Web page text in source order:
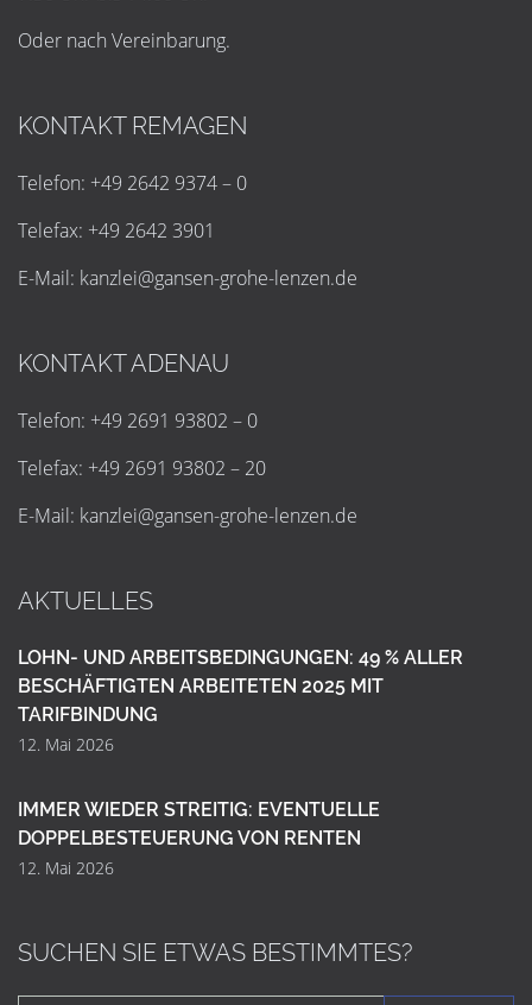
Oder nach Vereinbarung.
KONTAKT REMAGEN
Telefon: +49 2642 9374 – 0
Telefax: +49 2642 3901
E-Mail: kanzlei@gansen-grohe-lenzen.de
KONTAKT ADENAU
Telefon: +49 2691 93802 – 0
Telefax: +49 2691 93802 – 20
E-Mail: kanzlei@gansen-grohe-lenzen.de
AKTUELLES
LOHN- UND ARBEITSBEDINGUNGEN: 49 % ALLER
BESCHÄFTIGTEN ARBEITETEN 2025 MIT
TARIFBINDUNG
12. Mai 2026
IMMER WIEDER STREITIG: EVENTUELLE
DOPPELBESTEUERUNG VON RENTEN
12. Mai 2026
SUCHEN SIE ETWAS BESTIMMTES?